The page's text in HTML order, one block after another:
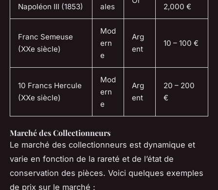
Napoléon III (1853) ales 2,000 €
Franc Semeuse
(XXe siècle)
Mod
ern
e
Arg
ent
10 – 100 €
10 Francs Hercule
(XXe siècle)
Mod
ern
e
Arg
ent
20 – 200
€
Marché des Collectionneurs
Le marché des collectionneurs est dynamique et
varie en fonction de la rareté et de l’état de
conservation des pièces. Voici quelques exemples
de prix sur le marché :